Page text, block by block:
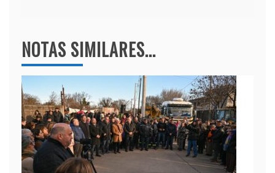
NOTAS SIMILARES...